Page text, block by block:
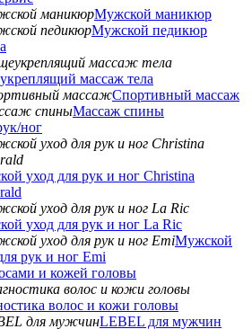
Мужской маникюр
Мужской педикюр
массаж тела
Спортивный массаж
Массаж спины
ног
уход для рук и ног Christina
уход для рук и ног La Ric
Мужской
рук и ног Emi
и кожей головы
волос и кожи головы
LEBEL для мужчин